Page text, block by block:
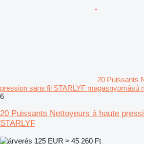
20 Puissants
pression sans fil STARLYF magasnyomású
6
20 Puissants Nettoyeurs à haute
STARLYF
125 EUR ≈ 45 260 Ft